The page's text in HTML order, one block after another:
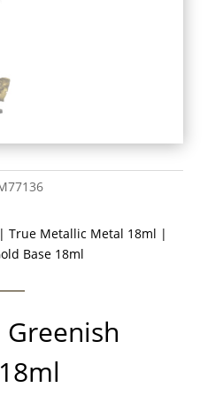
| True Metallic Metal 18ml |
Base 18ml